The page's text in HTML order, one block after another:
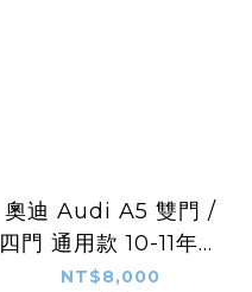
奧迪 Audi A5 雙門 /
四門 通用款 10-11年式
改裝 卡夢 碳纖維 空力
NT$8,000